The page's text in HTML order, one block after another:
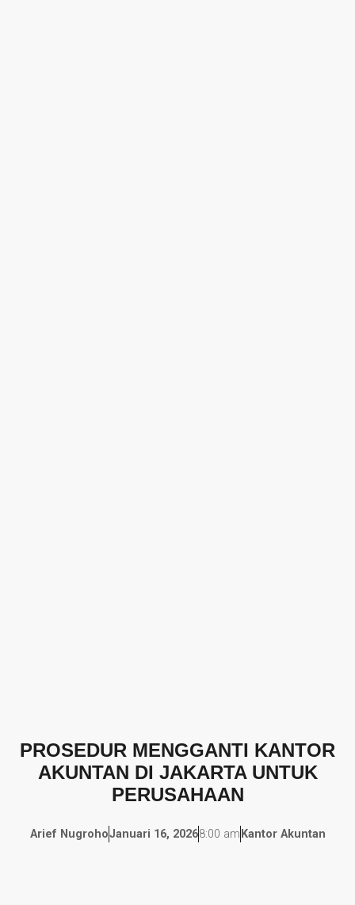
PROSEDUR MENGGANTI KANTOR
AKUNTAN DI JAKARTA UNTUK
PERUSAHAAN
Arief NugrohoJanuari 16, 20268:00 am Kantor Akuntan